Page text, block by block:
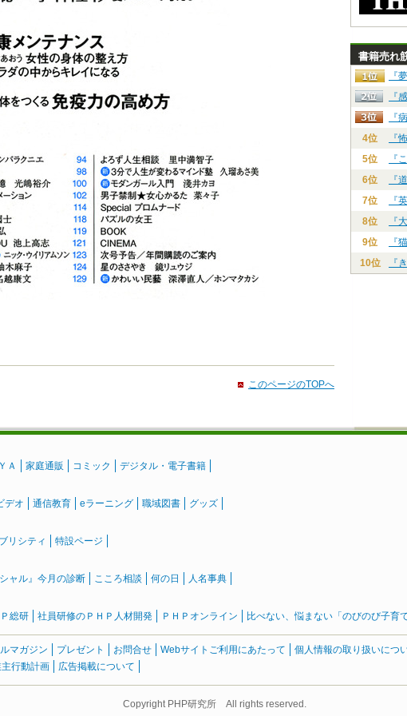
このページのTOPへ
書籍売れ
『
『
『
4位
『
5位
『
6位
『
7位
『
8位
『
9位
『
10位
『
Ａ 家庭通販 コミック デジタル・電子書籍
デオ 通信教育 eラーニング 職域図書 グッズ
リシティ 特設ページ
ャル』今月の診断 こころ相談 何の日 人名事典
総研 社員研修のＰＨＰ人材開発 ＰＨＰオンライン 比べない、悩まない「のびのび子育
マガジン プレゼント お問合せ Webサイトご利用にあたって 個人情報の取り扱いにつ
行動計画 広告掲載について
Copyright PHP研究所 All rights reserved.